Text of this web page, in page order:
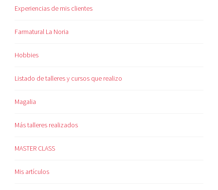
Experiencias de mis clientes
Farmatural La Noria
Hobbies
Listado de talleres y cursos que realizo
Magalia
Más talleres realizados
MASTER CLASS
Mis artículos